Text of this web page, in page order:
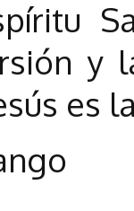
y
es